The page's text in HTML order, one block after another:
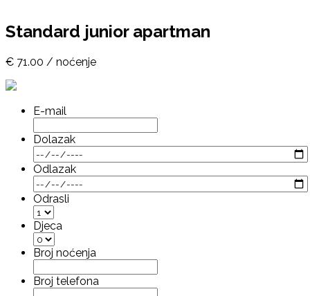
Standard junior apartman
€ 71.00 / noćenje
E-mail
Dolazak
Odlazak
Odrasli
Djeca
Broj noćenja
Broj telefona